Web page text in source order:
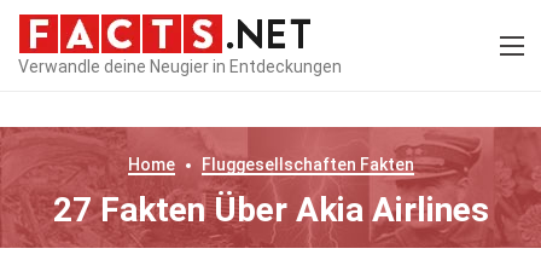
Verwandle deine Neugier in Entdeckungen
Home Fluggesellschaften Fakten
27 Fakten Über Akia Airlines